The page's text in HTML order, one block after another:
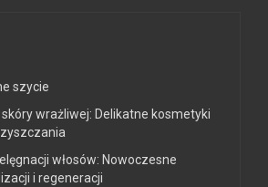
szycie
skóry wrażliwej: Delikatne kosmetyki
włosów: Nowoczesne
i regeneracji